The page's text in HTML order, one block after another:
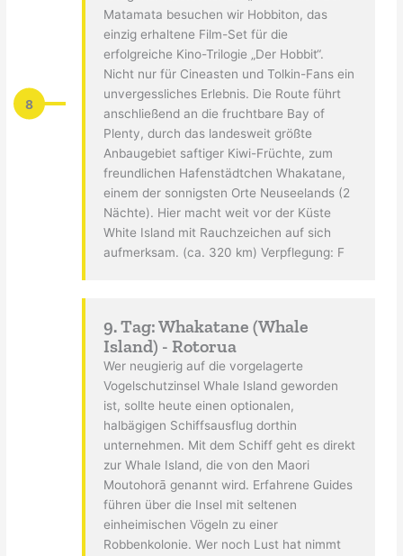
8
Matamata besuchen wir Hobbiton, das
einzig erhaltene Film-Set für die
erfolgreiche Kino-Trilogie „Der Hobbit“.
Nicht nur für Cineasten und Tolkin-Fans ein
unvergessliches Erlebnis. Die Route führt
anschließend an die fruchtbare Bay of
Plenty, durch das landesweit größte
Anbaugebiet saftiger Kiwi-Früchte, zum
freundlichen Hafenstädtchen Whakatane,
einem der sonnigsten Orte Neuseelands (2
Nächte). Hier macht weit vor der Küste
White Island mit Rauchzeichen auf sich
aufmerksam. (ca. 320 km) Verpflegung: F
9. Tag: Whakatane (Whale
Island) - Rotorua
Wer neugierig auf die vorgelagerte
Vogelschutzinsel Whale Island geworden
ist, sollte heute einen optionalen,
halbägigen Schiffsausflug dorthin
unternehmen. Mit dem Schiff geht es direkt
zur Whale Island, die von den Maori
Moutohorā genannt wird. Erfahrene Guides
führen über die Insel mit seltenen
einheimischen Vögeln zu einer
Robbenkolonie. Wer noch Lust hat nimmt